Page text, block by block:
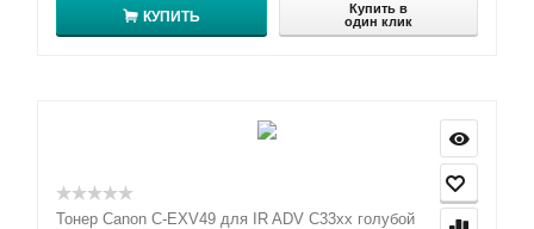
КУПИТЬ
Купить в
один клик
Тонер Canon C-EXV49 для IR ADV C33xx голубой